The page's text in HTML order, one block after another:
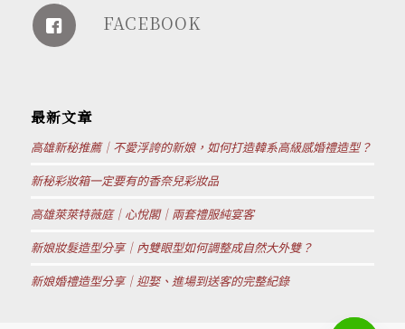
FACEBOOK
最新文章
高雄新秘推薦｜不愛浮誇的新娘，如何打造韓系高級感婚禮造型？
新秘彩妝箱一定要有的香奈兒彩妝品
高雄萊萊特薇庭｜心悅閣｜兩套禮服純宴客
新娘妝髮造型分享｜內雙眼型如何調整成自然大外雙？
新娘婚禮造型分享｜迎娶、進場到送客的完整紀錄